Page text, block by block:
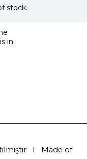
stock.
in
I Made of